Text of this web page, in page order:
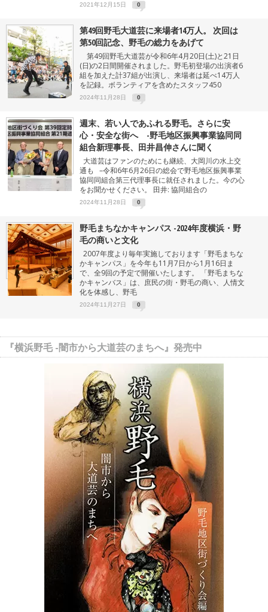
2021年12月15日 0
第49回野毛大道芸に来場者14万人。 次回は
第50回記念、野毛の総力をあげて
第49回野毛大道芸が令和6年4月20日(土)と21日
(日)の2日間開催されました。野毛初登場の出演者6
組を加えた計37組が出演し、来場者は延べ14万人
を記録。ボランティアを含めたスタッフ450
2024年11月28日 0
週末、若い人であふれる野毛。さらに安
心・安全な街へ -野毛地区振興事業協同同
組合新理事長、田井昌伸さんに聞く
大道芸はファンのためにも継続、大岡川の水上交
通も –令和6年6月26日の総会で野毛地区振興事業
協同同組合第三代理事長に就任されました。今の心
をお聞かせください。 田井: 協同組合の
2024年11月28日 0
野毛まちなかキャンパス -2024年度横浜・野
毛の商いと文化
2007年度より毎年実施しております「野毛まちな
かキャンパス」を今年も11月7日から1月16日ま
で、全9回の予定で開催いたします。 「野毛まちな
かキャンバス」は、庶民の街・野毛の商い、人情文
化を体感し、野毛
2024年11月27日 0
『横浜野毛 -闇市から大道芸のまちへ』発売中